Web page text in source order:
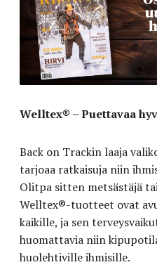
Welltex® – Puettavaa
Back on Trackin laaja
tarjoaa ratkaisuja niin
Olitpa sitten metsästäjä
Welltex®-tuotteet ovat
kaikille, ja sen
huomattavia niin
huolehtiville ihmisille.